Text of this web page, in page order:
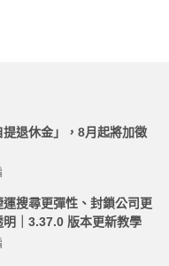
退休金」，8月起將加徵
運搜尋更彈性、封鎖公司更
｜3.37.0 版本更新教學